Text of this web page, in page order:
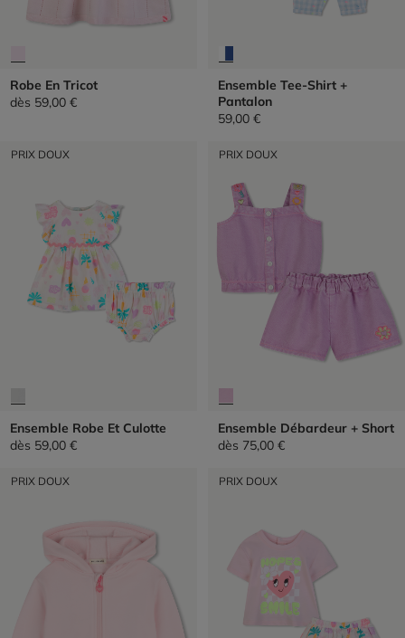
Robe En Tricot
dès 59,00 €
Ensemble Tee-Shirt +
Pantalon
59,00 €
PRIX DOUX
Ensemble Robe Et Culotte
dès 59,00 €
PRIX DOUX
Ensemble Débardeur + Short
dès 75,00 €
PRIX DOUX PRIX DOUX